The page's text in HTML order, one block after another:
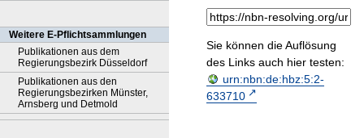
Weitere E-Pflichtsammlungen
Publikationen aus dem
Regierungsbezirk Düsseldorf
Publikationen aus den
Regierungsbezirken Münster,
Arnsberg und Detmold
Sie können die Auflösung
des Links auch hier testen:
urn:nbn:de:hbz:5:2-
633710